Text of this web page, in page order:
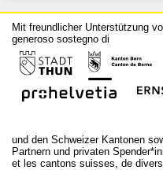
Mit freundlicher Unterstützung
generoso sostegno di
und den Schweizer Kantonen
Partnern und privaten
et les cantons suisses, de